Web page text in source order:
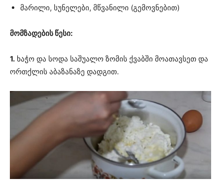
მარილი, სუნელები, მწვანილი (გემოვნებით)
მომზადების წესი:
1. ხაჭო და სოდა საშუალო ზომის ქვაბში მოათავსეთ და
ორთქლის აბაზანაზე დადგით.